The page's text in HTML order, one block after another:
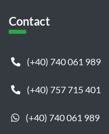
Contact
(+40) 740 061 989
(+40) 757 715 401
(+40) 740 061 989